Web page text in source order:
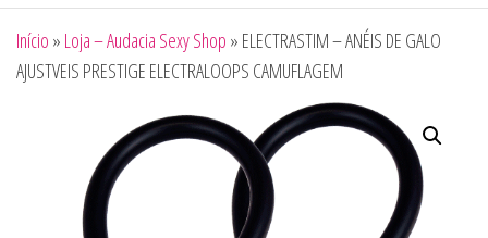
Início » Loja – Audacia Sexy Shop » ELECTRASTIM – ANÉIS DE GALO
AJUSTVEIS PRESTIGE ELECTRALOOPS CAMUFLAGEM